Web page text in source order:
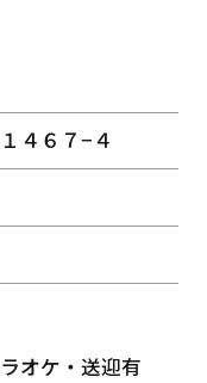
４６７−４
オケ・送迎有